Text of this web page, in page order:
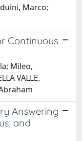
Marco;
Continuous
Mileo,
VALLE,
Answering
and